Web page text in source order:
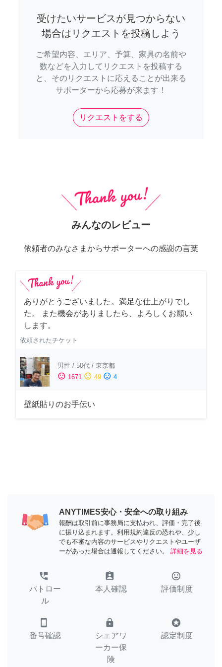
受けたいサービスが見つからない
場合はリクエストを投稿しよう
ご希望内容、エリア、予算、家具の名前や
数などを入力してリクエストを投稿する
と、そのリクエストに応えることが出来る
サポーターから応募が来ます！
リクエストをする
みんなのレビュー
依頼者のみなさまからサポーターへの感謝の言葉
ありがとうございました。満足な仕上がりでし
た。 また機会がありましたら、よろしくお願い
します。
依頼されたチケット
男性 / 50代 / 東京都
sentiment_satisfied 1671 sentiment_neutral 49 sentiment_dissatisfied 4
壁紙貼りのお手伝い
ANYTIMES安心・安全への取り組み
報酬は取引前に事務局に支払われ、評価・完了後
に振り込まれます。利用規約違反の恐れや、少し
でも不審な内容のサービスやリクエストやユーザ
ーがあった場合は通報してください。
詳細を見る
perm_phone_msg
パトロー
ル
assignment_ind
本人確認
tag_faces
評価制度
smartphone
番号確認
lock
シェアワ
ーカー保
険
stars
認定制度